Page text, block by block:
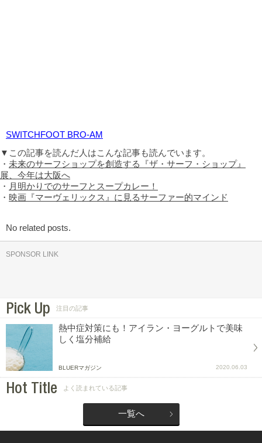
SWITCHFOOT BRO-AM
▼この記事を読んだ人はこんな記事も読んでいます。
・ 未来のサーフショップを創造する『ザ・サーフ・ショップ』
展、今年は大阪へ
・ 月明かりでのサーフとスープカレー！
・ 映画『マーヴェリックス』に見るサーファー的マインド
No related posts.
SPONSOR LINK
Pick Up 注目の記事
熱中症対策にも！アイラン・ヨーグルトで美味
しく塩分補給
BLUERマガジン 2020.06.03
Hot Title よく読まれている記事
一覧へ